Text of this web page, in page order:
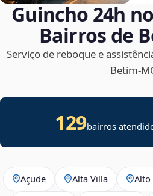
Guincho 24h
Bairros de
Serviço de reboque e
129bairros
Açude Alta Villa Alto